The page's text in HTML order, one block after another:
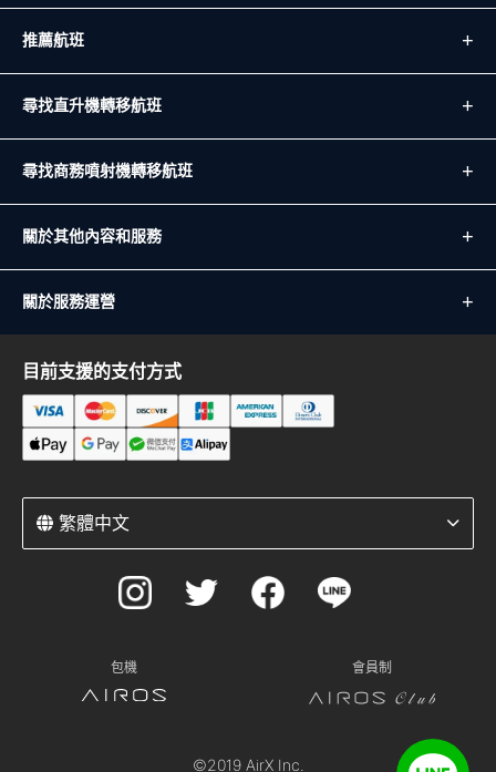
推薦航班
尋找直升機轉移航班
尋找商務噴射機轉移航班
關於其他內容和服務
關於服務運營
目前支援的支付方式
繁體中文
包機 會員制
©2019 AirX Inc.